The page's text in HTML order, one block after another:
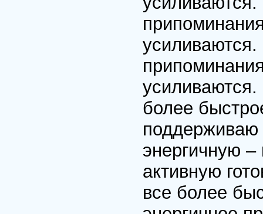
усиливаются.
более
поддерживаю
энергичную
активную
все более